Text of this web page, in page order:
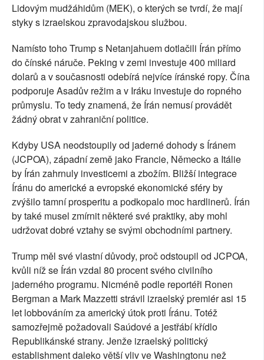
Lidovým mudžáhidům (MEK), o kterých se tvrdí, že mají
styky s izraelskou zpravodajskou službou.
Namísto toho Trump s Netanjahuem dotlačili Írán přímo
do čínské náruče. Peking v zemi investuje 400 miliard
dolarů a v současnosti odebírá nejvíce íránské ropy. Čína
podporuje Asadův režim a v Iráku investuje do ropného
průmyslu. To tedy znamená, že Írán nemusí provádět
žádný obrat v zahraniční politice.
Kdyby USA neodstoupily od jaderné dohody s Íránem
(JCPOA), západní země jako Francie, Německo a Itálie
by Írán zahrnuly investicemi a zbožím. Bližší integrace
Íránu do americké a evropské ekonomické sféry by
zvýšilo tamní prosperitu a podkopalo moc hardlinerů. Írán
by také musel zmírnit některé své praktiky, aby mohl
udržovat dobré vztahy se svými obchodními partnery.
Trump měl své vlastní důvody, proč odstoupil od JCPOA,
kvůli níž se Írán vzdal 80 procent svého civilního
jaderného programu. Nicméně podle reportéři Ronen
Bergman a Mark Mazzetti strávil izraelský premiér asi 15
let lobbováním za americký útok proti Íránu. Totéž
samozřejmě požadovali Saúdové a jestřábí křídlo
Republikánské strany. Jenže izraelský politický
establishment daleko větší vliv ve Washingtonu než